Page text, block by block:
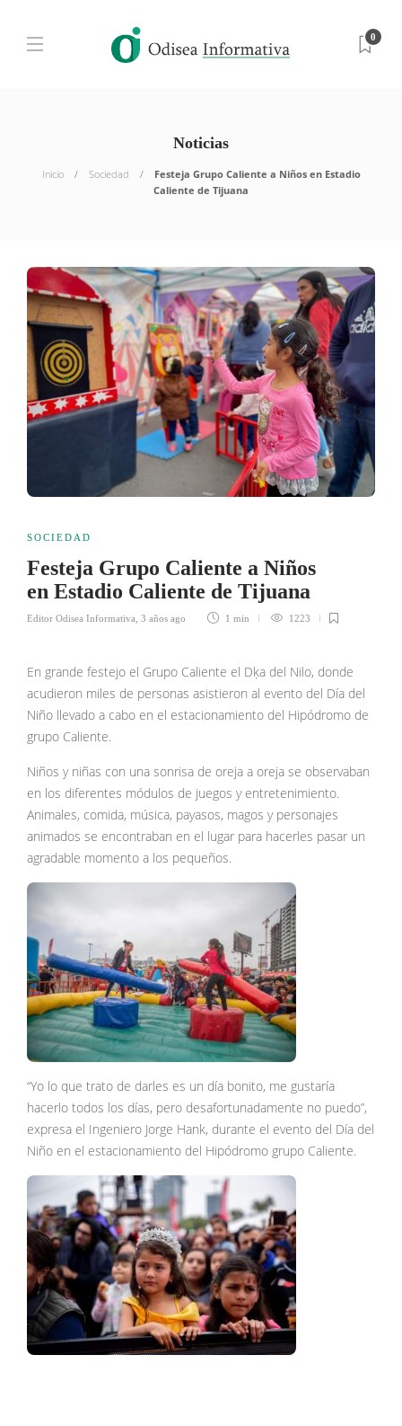
0
Noticias
Inicio Sociedad
Festeja Grupo Caliente a Niños en Estadio
Caliente de Tijuana
SOCIEDAD
Festeja Grupo Caliente a Niños
en Estadio Caliente de Tijuana
Editor Odisea Informativa 3 años ago 1 min 1223
En grande festejo el Grupo Caliente el Dķa del Nilo, donde
acudieron miles de personas asistieron al evento del Día del
Niño llevado a cabo en el estacionamiento del Hipódromo de
grupo Caliente.
Niños y niñas con una sonrisa de oreja a oreja se observaban
en los diferentes módulos de juegos y entretenimiento.
Animales, comida, música, payasos, magos y personajes
animados se encontraban en el lugar para hacerles pasar un
agradable momento a los pequeños.
“Yo lo que trato de darles es un día bonito, me gustaría
hacerlo todos los días, pero desafortunadamente no puedo”,
expresa el Ingeniero Jorge Hank, durante el evento del Día del
Niño en el estacionamiento del Hipódromo grupo Caliente.